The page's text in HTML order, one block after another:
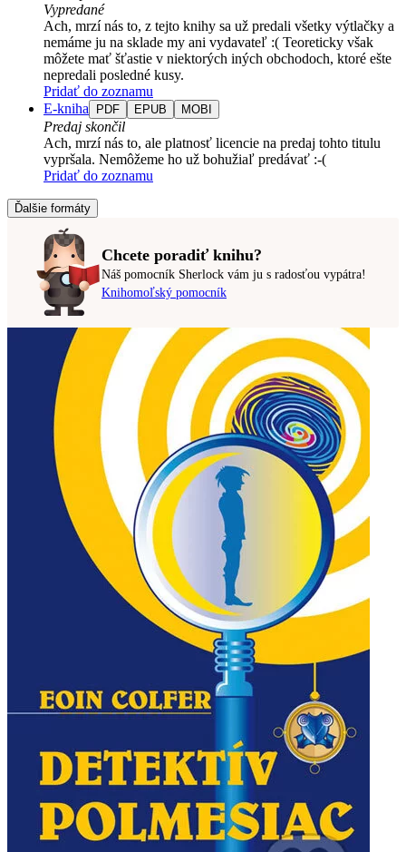
Vypredané
Ach, mrzí nás to, z tejto knihy sa už predali všetky výtlačky a
nemáme ju na sklade my ani vydavateľ :( Teoreticky však
môžete mať šťastie v niektorých iných obchodoch, ktoré ešte
nepredali posledné kusy.
Pridať do zoznamu
E-kniha
PDF EPUB MOBI
Predaj skončil
Ach, mrzí nás to, ale platnosť licencie na predaj tohto titulu
vypršala. Nemôžeme ho už bohužiaľ predávať :-(
Pridať do zoznamu
Ďalšie formáty
Chcete poradiť knihu?
Náš pomocník Sherlock vám ju s radosťou vypátra!
Knihomoľský pomocník